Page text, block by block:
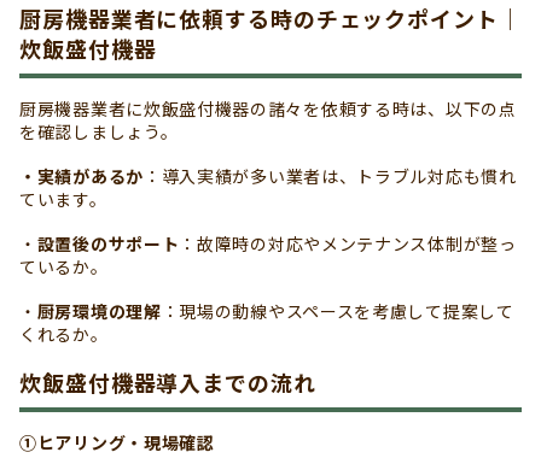
厨房機器業者に依頼する時のチェックポイント｜
炊飯盛付機器
厨房機器業者に炊飯盛付機器の諸々を依頼する時は、以下の点
を確認しましょう。
・実績があるか ：導入実績が多い業者は、トラブル対応も慣れ
ています。
・ 設置後のサポート ：故障時の対応やメンテナンス体制が整っ
ているか。
・ 厨房環境の理解 ：現場の動線やスペースを考慮して提案して
くれるか。
炊飯盛付機器導入までの流れ
①ヒアリング・現場確認